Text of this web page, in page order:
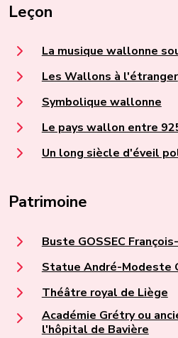
Leçon
La musique wallonne
Les Wallons à l'étranger
Symbolique wallonne
Le pays wallon entre
Un long siècle d'éveil
Patrimoine
Buste GOSSEC
Statue André-Modeste
Théâtre royal de Liège
Académie Grétry ou
l'hôpital de Bavière